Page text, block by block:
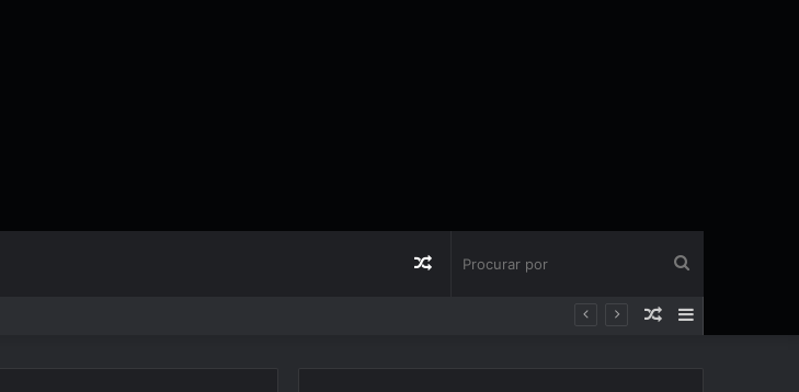
por
Artigo
que gestores conseguem perceber
Barra
Artigo